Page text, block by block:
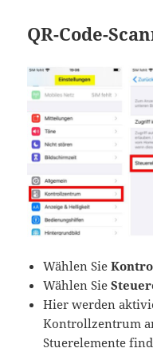
QR-Code-
Wählen Sie
Wählen Sie
Hier werden
Kontrollzentrum
Stuerelemente